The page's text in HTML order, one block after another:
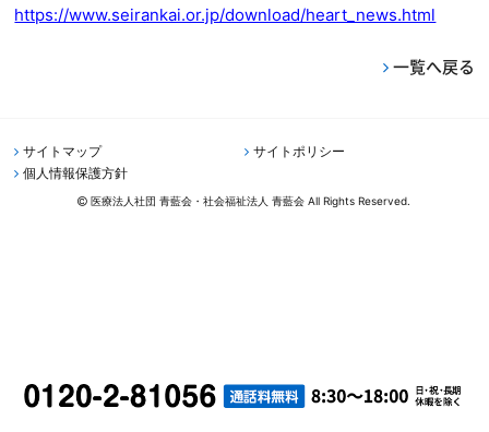
https://www.seirankai.or.jp/download/heart_news.html
一覧へ戻る
サイトマップ
サイトポリシー
個人情報保護方針
医療法人社団 青藍会・社会福祉法人 青藍会 All Rights Reserved.